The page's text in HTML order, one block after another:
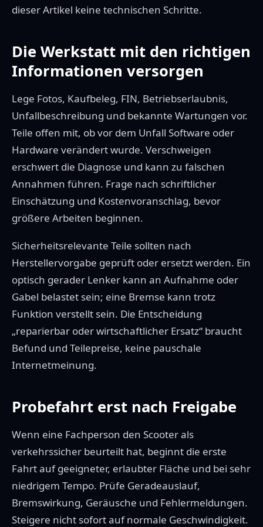
dieser Artikel keine technischen Schritte.
Die Werkstatt mit den richtigen
Informationen versorgen
Lege Fotos, Kaufbeleg, FIN, Betriebserlaubnis,
Unfallbeschreibung und bekannte Wartungen vor.
Teile offen mit, ob vor dem Unfall Software oder
Hardware verändert wurde. Verschweigen
erschwert die Diagnose und kann zu falschen
Annahmen führen. Frage nach schriftlicher
Einschätzung und Kostenvoranschlag, bevor
größere Arbeiten beginnen.
Sicherheitsrelevante Teile sollten nach
Herstellervorgabe geprüft oder ersetzt werden. Ein
optisch gerader Lenker kann an Aufnahme oder
Gabel belastet sein; eine Bremse kann trotz
Funktion verstellt sein. Die Entscheidung
„reparierbar oder wirtschaftlicher Ersatz“ braucht
Befund und Teilepreise, keine pauschale
Internetmeinung.
Probefahrt erst nach Freigabe
Wenn eine Fachperson den Scooter als
verkehrssicher beurteilt hat, beginnt die erste
Fahrt auf geeigneter, erlaubter Fläche und bei sehr
niedrigem Tempo. Prüfe Geradeauslauf,
Bremswirkung, Geräusche und Fehlermeldungen.
Steigere nicht sofort auf normale Geschwindigkeit.